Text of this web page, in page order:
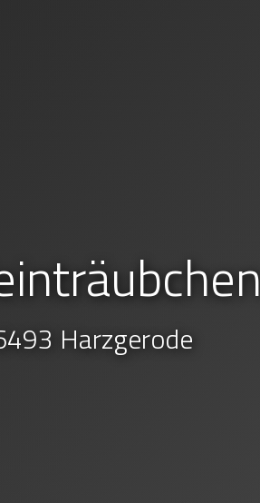
Harzgerode